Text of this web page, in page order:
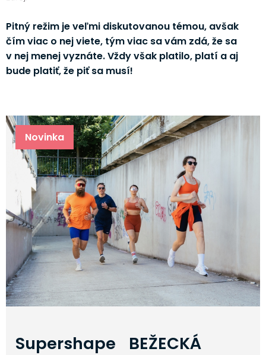
Pitný režim je veľmi diskutovanou témou, avšak
čím viac o nej viete, tým viac sa vám zdá, že sa
v nej menej vyznáte. Vždy však platilo, platí a aj
bude platiť, že piť sa musí!
Novinka
Supershape BEŽECKÁ